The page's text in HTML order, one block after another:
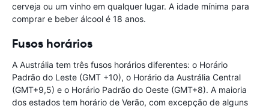
cerveja ou um vinho em qualquer lugar. A idade mínima para
comprar e beber álcool é 18 anos.
Fusos horários
A Austrália tem três fusos horários diferentes: o Horário
Padrão do Leste (GMT +10), o Horário da Austrália Central
(GMT+9,5) e o Horário Padrão do Oeste (GMT+8). A maioria
dos estados tem horário de Verão, com excepção de alguns